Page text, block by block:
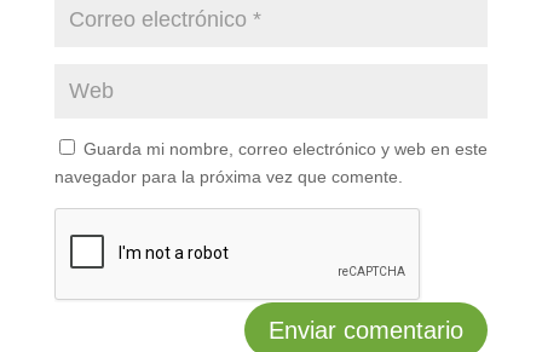
Guarda mi nombre, correo electrónico y web en este
navegador para la próxima vez que comente.